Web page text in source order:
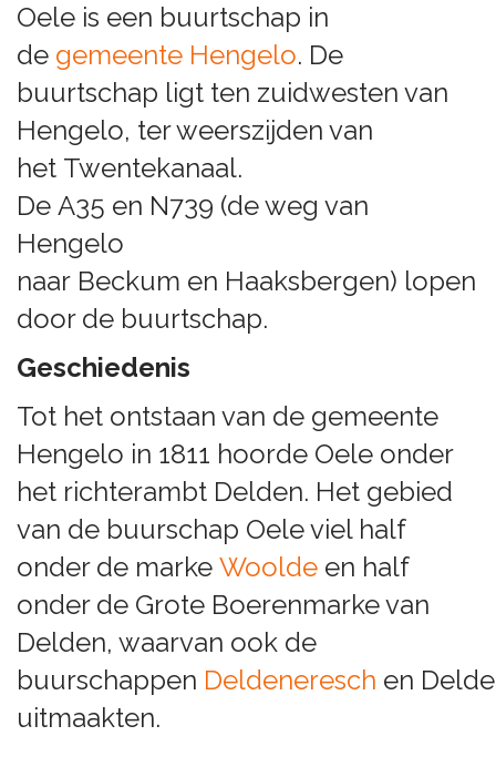
Oele is een buurtschap in
de gemeente Hengelo. De
buurtschap ligt ten zuidwesten van
Hengelo, ter weerszijden van
het Twentekanaal.
De A35 en N739 (de weg van
Hengelo
naar Beckum en Haaksbergen) lopen
door de buurtschap.
Geschiedenis
Tot het ontstaan van de gemeente
Hengelo in 1811 hoorde Oele onder
het richterambt Delden. Het gebied
van de buurschap Oele viel half
onder de marke Woolde en half
onder de Grote Boerenmarke van
Delden, waarvan ook de
buurschappen Deldeneresch en
uitmaakten.